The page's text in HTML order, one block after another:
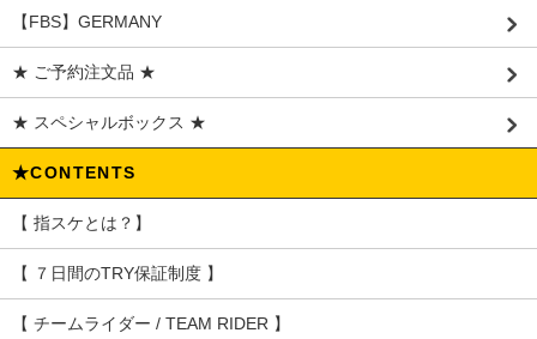
【FBS】GERMANY
★ ご予約注文品 ★
★ スペシャルボックス ★
★CONTENTS
【 指スケとは？】
【 ７日間のTRY保証制度 】
【 チームライダー / TEAM RIDER 】